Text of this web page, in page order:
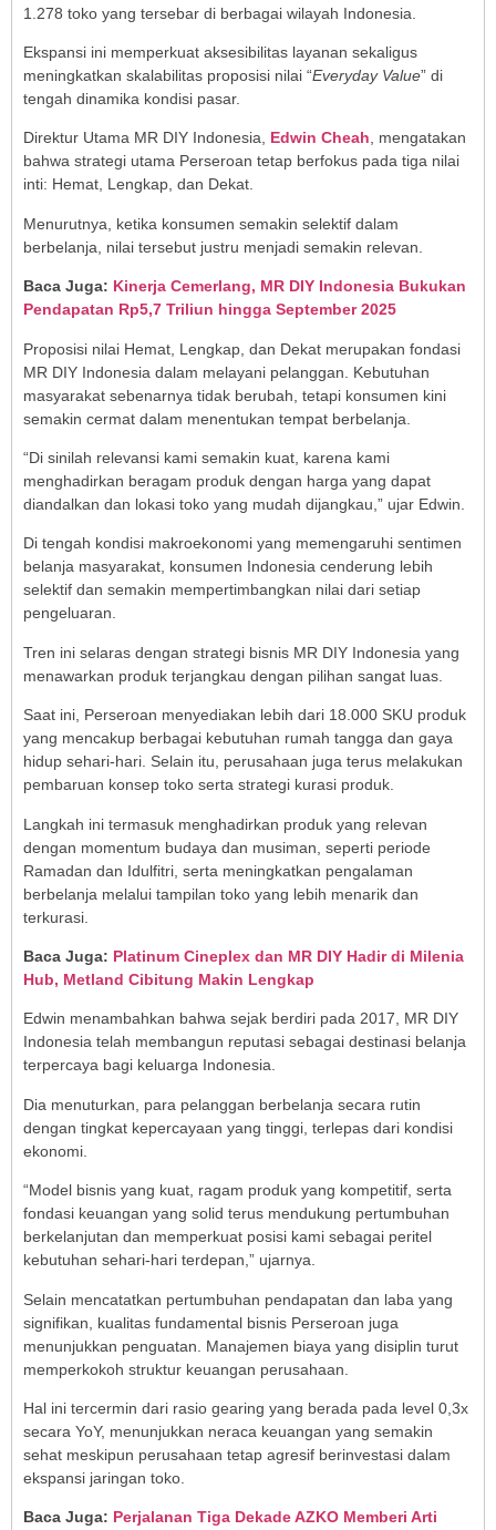
1.278 toko yang tersebar di berbagai wilayah Indonesia.
Ekspansi ini memperkuat aksesibilitas layanan sekaligus
meningkatkan skalabilitas proposisi nilai “Everyday Value” di
tengah dinamika kondisi pasar.
Direktur Utama MR DIY Indonesia, Edwin Cheah, mengatakan
bahwa strategi utama Perseroan tetap berfokus pada tiga nilai
inti: Hemat, Lengkap, dan Dekat.
Menurutnya, ketika konsumen semakin selektif dalam
berbelanja, nilai tersebut justru menjadi semakin relevan.
Baca Juga: Kinerja Cemerlang, MR DIY Indonesia Bukukan
Pendapatan Rp5,7 Triliun hingga September 2025
Proposisi nilai Hemat, Lengkap, dan Dekat merupakan fondasi
MR DIY Indonesia dalam melayani pelanggan. Kebutuhan
masyarakat sebenarnya tidak berubah, tetapi konsumen kini
semakin cermat dalam menentukan tempat berbelanja.
“Di sinilah relevansi kami semakin kuat, karena kami
menghadirkan beragam produk dengan harga yang dapat
diandalkan dan lokasi toko yang mudah dijangkau,” ujar Edwin.
Di tengah kondisi makroekonomi yang memengaruhi sentimen
belanja masyarakat, konsumen Indonesia cenderung lebih
selektif dan semakin mempertimbangkan nilai dari setiap
pengeluaran.
Tren ini selaras dengan strategi bisnis MR DIY Indonesia yang
menawarkan produk terjangkau dengan pilihan sangat luas.
Saat ini, Perseroan menyediakan lebih dari 18.000 SKU produk
yang mencakup berbagai kebutuhan rumah tangga dan gaya
hidup sehari-hari. Selain itu, perusahaan juga terus melakukan
pembaruan konsep toko serta strategi kurasi produk.
Langkah ini termasuk menghadirkan produk yang relevan
dengan momentum budaya dan musiman, seperti periode
Ramadan dan Idulfitri, serta meningkatkan pengalaman
berbelanja melalui tampilan toko yang lebih menarik dan
terkurasi.
Baca Juga: Platinum Cineplex dan MR DIY Hadir di Milenia
Hub, Metland Cibitung Makin Lengkap
Edwin menambahkan bahwa sejak berdiri pada 2017, MR DIY
Indonesia telah membangun reputasi sebagai destinasi belanja
terpercaya bagi keluarga Indonesia.
Dia menuturkan, para pelanggan berbelanja secara rutin
dengan tingkat kepercayaan yang tinggi, terlepas dari kondisi
ekonomi.
“Model bisnis yang kuat, ragam produk yang kompetitif, serta
fondasi keuangan yang solid terus mendukung pertumbuhan
berkelanjutan dan memperkuat posisi kami sebagai peritel
kebutuhan sehari-hari terdepan,” ujarnya.
Selain mencatatkan pertumbuhan pendapatan dan laba yang
signifikan, kualitas fundamental bisnis Perseroan juga
menunjukkan penguatan. Manajemen biaya yang disiplin turut
memperkokoh struktur keuangan perusahaan.
Hal ini tercermin dari rasio gearing yang berada pada level 0,3x
secara YoY, menunjukkan neraca keuangan yang semakin
sehat meskipun perusahaan tetap agresif berinvestasi dalam
ekspansi jaringan toko.
Baca Juga: Perjalanan Tiga Dekade AZKO Memberi Arti